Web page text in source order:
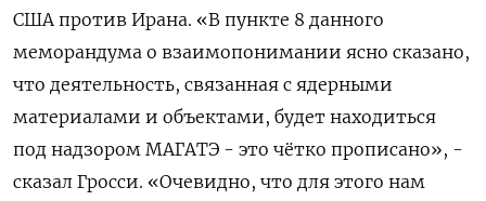
США против Ирана. «В пункте 8 данного
меморандума о взаимопонимании ясно ​сказано,
что деятельность, ​связанная с ядерными
‌материалами и объектами, будет находиться
под надзором МАГАТЭ - это ​чётко прописано», -
сказал Гросси. «Очевидно, что для этого нам